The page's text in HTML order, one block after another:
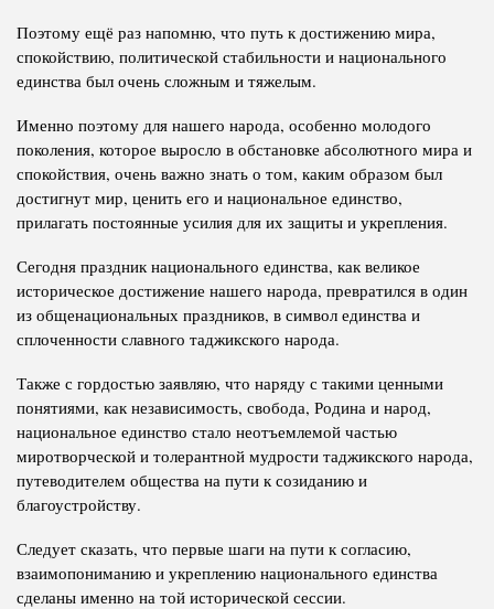
Поэтому ещё раз напомню, что путь к достижению мира,
спокойствию, политической стабильности и национального
единства был очень сложным и тяжелым.
Именно поэтому для нашего народа, особенно молодого
поколения, которое выросло в обстановке абсолютного мира и
спокойствия, очень важно знать о том, каким образом был
достигнут мир, ценить его и национальное единство,
прилагать постоянные усилия для их защиты и укрепления.
Сегодня праздник национального единства, как великое
историческое достижение нашего народа, превратился в один
из общенациональных праздников, в символ единства и
сплоченности славного таджикского народа.
Также с гордостью заявляю, что наряду с такими ценными
понятиями, как независимость, свобода, Родина и народ,
национальное единство стало неотъемлемой частью
миротворческой и толерантной мудрости таджикского народа,
путеводителем общества на пути к созиданию и
благоустройству.
Следует сказать, что первые шаги на пути к согласию,
взаимопониманию и укреплению национального единства
сделаны именно на той исторической сессии.